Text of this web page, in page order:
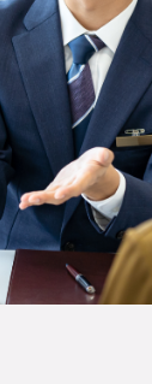
スに関する報告